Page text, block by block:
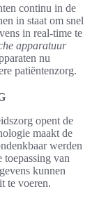
continu in de
in staat om snel
in real-time te
apparatuur
nu
patiëntenzorg.
opent de
maakt de
werden
van
kunnen
te voeren.